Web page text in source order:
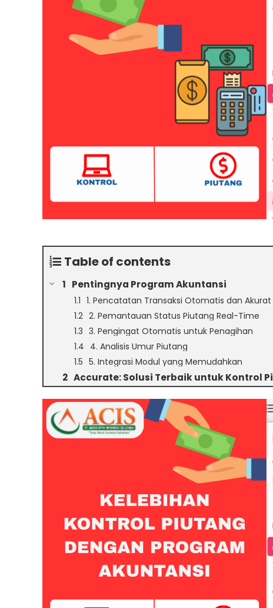
Table of contents
Pentingnya Program Akuntansi
1. Pencatatan Transaksi Otomatis dan Akurat
2. Pemantauan Status Piutang Real-Time
3. Pengingat Otomatis untuk Penagihan
4. Analisis Umur Piutang
5. Integrasi Modul yang Memudahkan
Accurate: Solusi Terbaik untuk Kontrol